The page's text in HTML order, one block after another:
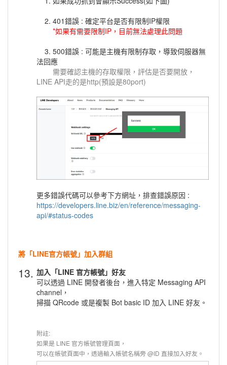
2. 401錯誤 : 確定平台是否有限制IP權限
*如果有需要限制IP，目前無法處理此問題
3. 500錯誤 : 可能是主機有限制存取，導致伺服器無
法回應
需要確認主機的存取權限，評估是否要開放，
LINE API走的是http(預設是80port)
更多錯誤代碼可以參考下方網址，排查錯誤原因 :
https://developers.line.biz/en/reference/messaging-
api/#status-codes
將「LINE官方帳號」加入群組
13. 加入「LINE 官方帳號」好友
可以透過 LINE 開發者後台，進入特定 Messaging API
channel，
掃描 QRcode 或是複製 Bot basic ID 加入 LINE 好友。
附註:
如果是 LINE 官方帳號管理頁面，
可以在帳號頁面中，透過輸入帳號名稱旁 @ID 直接加入好友。